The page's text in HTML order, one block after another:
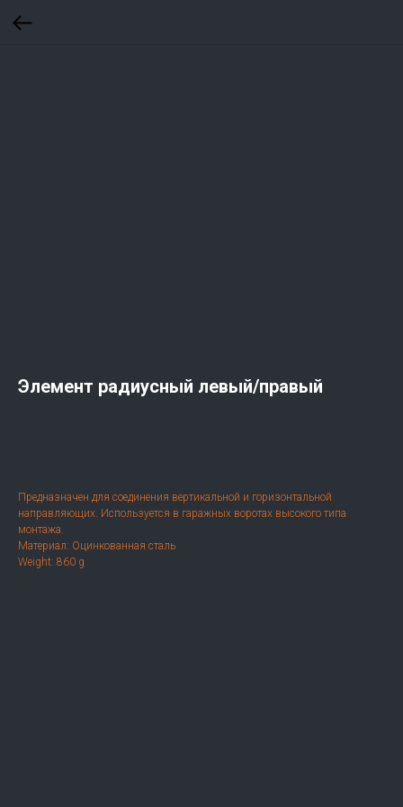
Элемент радиусный левый/правый
Предназначен для соединения вертикальной и горизонтальной
направляющих. Используется в гаражных воротах высокого типа
монтажа.
Материал: Оцинкованная сталь
Weight: 860 g